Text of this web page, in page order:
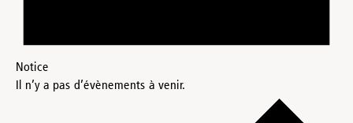
Notice
Il n’y a pas d’évènements à venir.